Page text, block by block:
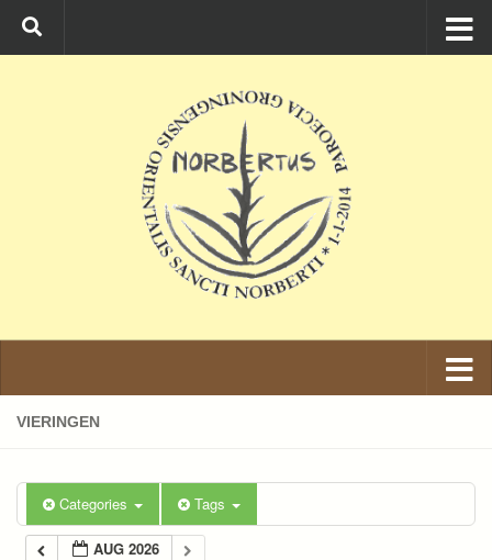
Ga naar de inhoud
VIERINGEN
Categories Tags
AUG 2026